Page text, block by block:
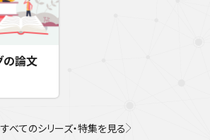
の論文
すべてのシリーズ・特集を見る